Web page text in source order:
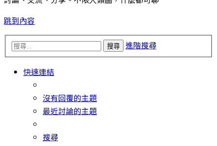
跳到內容
搜尋 進階搜尋
快速連結
沒有回覆的主題
最近討論的主題
搜尋